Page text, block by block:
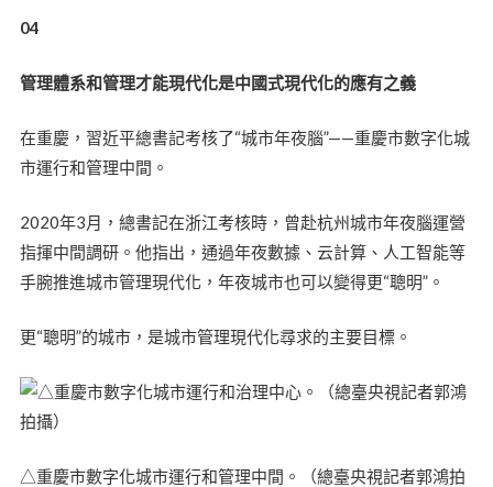
04
管理體系和管理才能現代化是中國式現代化的應有之義
在重慶，習近平總書記考核了“城市年夜腦”——重慶市數字化城
市運行和管理中間。
2020年3月，總書記在浙江考核時，曾赴杭州城市年夜腦運營
指揮中間調研。他指出，通過年夜數據、云計算、人工智能等
手腕推進城市管理現代化，年夜城市也可以變得更“聰明”。
更“聰明”的城市，是城市管理現代化尋求的主要目標。
△重慶市數字化城市運行和管理中間。（總臺央視記者郭鴻拍